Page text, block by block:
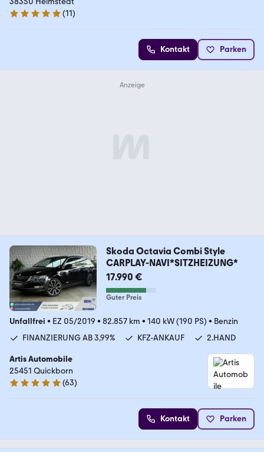
4.8 Sterne
(11)
Kontakt Parken
Skoda Octavia Combi Style
CARPLAY-NAVI*SITZHEIZUNG*
17.990 €
Guter Preis
Unfallfrei • EZ 05/2019 • 82.857 km • 140 kW (190 PS) • Benzin
FINANZIERUNG AB 3,99%
KFZ-ANKAUF 2.HAND
Artis Automobile
25451 Quickborn
5 Sterne
(63)
Kontakt Parken